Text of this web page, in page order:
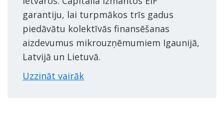
garantiju, lai turpmākos trīs gadus
piedāvātu kolektīvās finansēšanas
aizdevumus mikrouzņēmumiem Igaunijā,
Latvijā un Lietuvā.
Uzzināt vairāk